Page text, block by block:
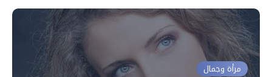
مرأة وجمال